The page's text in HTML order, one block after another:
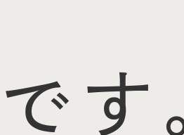
です